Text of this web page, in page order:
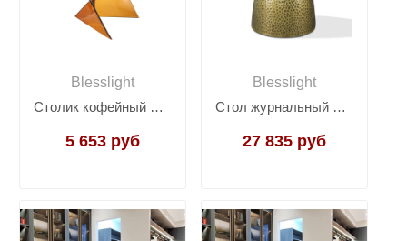
Blesslight
Столик кофейный Kafka
5 653 руб
Blesslight
Стол журнальный Drum
27 835 руб